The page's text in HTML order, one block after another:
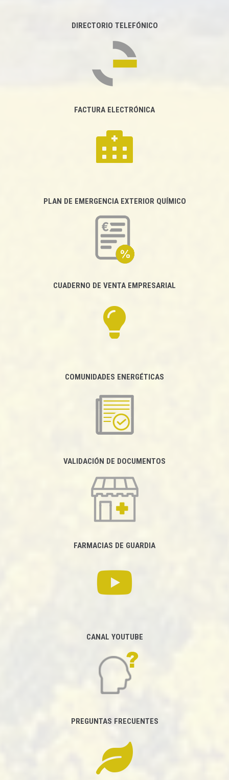
DIRECTORIO TELEFÓNICO
FACTURA ELECTRÓNICA
PLAN DE EMERGENCIA EXTERIOR QUÍMICO
CUADERNO DE VENTA EMPRESARIAL
COMUNIDADES ENERGÉTICAS
VALIDACIÓN DE DOCUMENTOS
FARMACIAS DE GUARDIA
CANAL YOUTUBE
PREGUNTAS FRECUENTES